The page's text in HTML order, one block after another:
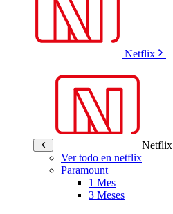
Netflix
Netflix
Ver todo en netflix
Paramount
1 Mes
3 Meses